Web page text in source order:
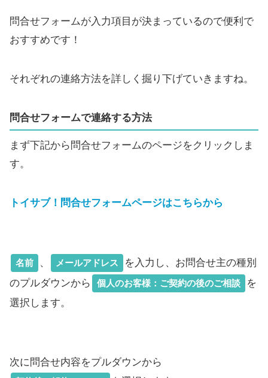
問合せフォームが入力項目が決まっているので便利で
おすすめです！
それぞれの連絡方法を詳しく掘り下げていきますね。
問合せフォームで連絡する方法
まず下記から問合せフォームのページをクリックしま
す。
トイサブ！問合せフォームページはこちらから
名前 、 メールアドレス
を入力し、お問合せ主の種別
のプルダウンから
個人のお客様：ご契約の後のご相談
を
選択します。
次に問合せ内容をプルダウンから